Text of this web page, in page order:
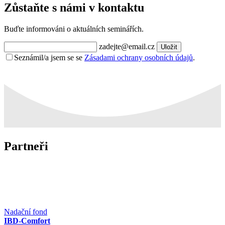
Zůstaňte s námi v kontaktu
Buďte informováni o aktuálních seminářích.
zadejte@email.cz Uložit
Seznámil/a jsem se se Zásadami ochrany osobních údajů.
Partneři
Nadační fond
IBD-Comfort